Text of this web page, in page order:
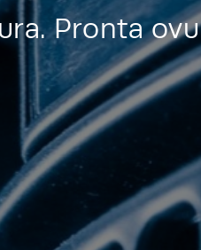
Pronta